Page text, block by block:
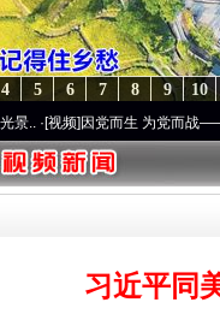
10
9
8
7
6
5
4
为党而战——百年“纪”事⑧加强
习近平同